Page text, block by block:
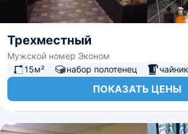
Трехместный
Мужской номер Эконом
15м²
набор полотенец чайник
ПОКАЗАТЬ ЦЕНЫ